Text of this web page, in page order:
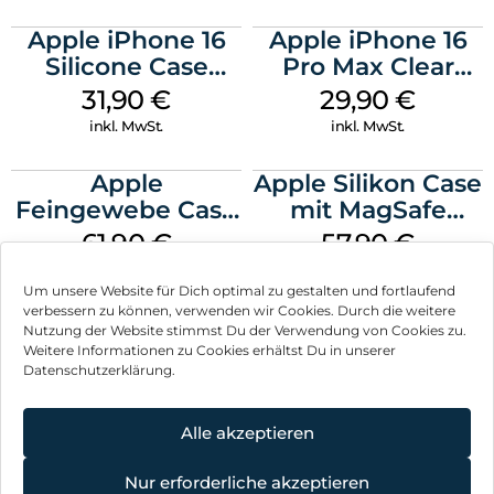
Um unsere Website für Dich optimal zu gestalten und fortlaufend
verbessern zu können, verwenden wir Cookies. Durch die weitere
Nutzung der Website stimmst Du der Verwendung von Cookies zu.
Weitere Informationen zu Cookies erhältst Du in unserer
Datenschutzerklärung.
Alle akzeptieren
Nur erforderliche akzeptieren
Ständer, der sowohl horizontale als auch vertikale
Blickwinkel unterstützt.
Apple iPhone 16
Silicone Case
MagSafe Fuchsia
31,90€
inkl. MwSt.
Apple iPhone 16
Pro Max Clear
Case MagSafe
Transparent
29,90€
inkl. MwSt.
Apple
Feingewebe Case
iPhone 15 Pro
61,90€
Apple Silikon Case
mit MagSafe
iPhone 14 Pro
57,90€